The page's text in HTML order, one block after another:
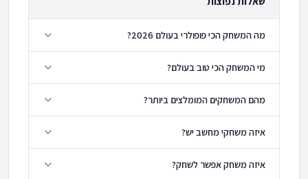
מה המשחק הכי פופולרי בעולם 2026?
מי המשחק הכי טוב בעולם?
מהם המשחקים המומלצים ביותר?
איזה משחקי מחשב יש?
איזה משחק אפשר לשחק?